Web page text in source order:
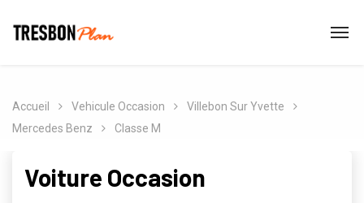
Accueil Vehicule Occasion
Villebon Sur Yvette
Mercedes Benz
Classe M
Voiture Occasion